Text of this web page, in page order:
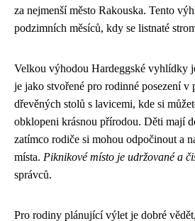
za nejmenší město Rakouska. Tento
podzimních měsíců, kdy se listnaté
Velkou výhodou Hardeggské vyhlídky
je jako stvořené pro rodinné posezení
dřevěných stolů s lavicemi, kde si
obklopeni krásnou přírodou. Děti mají
zatímco rodiče si mohou odpočinout a
místa. Piknikové místo je udržované a
správců.
Pro rodiny plánující výlet je dobré